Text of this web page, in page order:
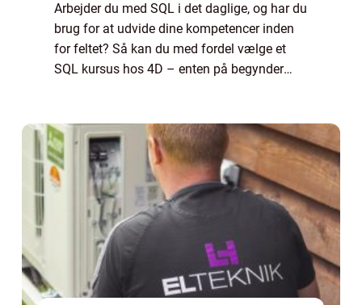
Arbejder du med SQL i det daglige, og har du
brug for at udvide dine kompetencer inden
for feltet? Så kan du med fordel vælge et
SQL kursus hos 4D – enten på begynder